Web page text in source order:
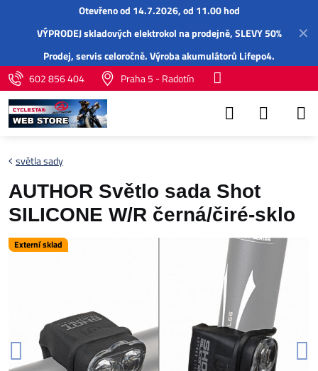
✕
Otevřeno od 14.7.2026, od 11.00 hod
VÝPRODEJ skladových elektrokol na prodejně, SLEVY 50%
Prodej,servisceloročně.Výroba akumulátorů Lifepo4.
602 856 404
Praha 5 - Radotín
Externí sklad
světla sady
AUTHOR Světlo sada Shot
SILICONE W/R černá/čiré-sklo